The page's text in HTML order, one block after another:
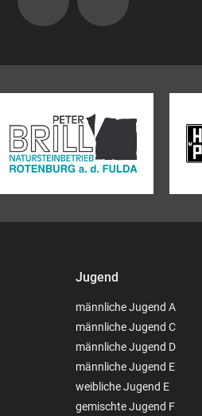
Jugend
männliche Jugend A
männliche Jugend C
männliche Jugend D
männliche Jugend E
weibliche Jugend E
gemischte Jugend F